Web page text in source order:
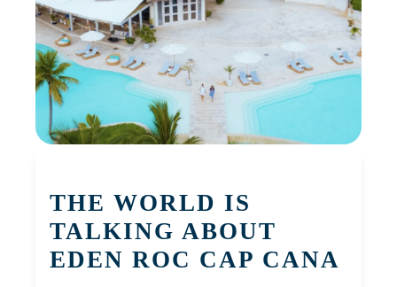
THE WORLD IS
TALKING ABOUT
EDEN ROC CAP CANA